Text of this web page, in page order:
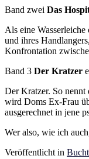
Band zwei Das
Als eine
und ihres
Konfrontation
Band 3 Der Kratzer
Der Kratzer. So
wird Doms Ex-Frau
ausgerechnet in jene
Wer also, wie ich
Veröffentlicht in